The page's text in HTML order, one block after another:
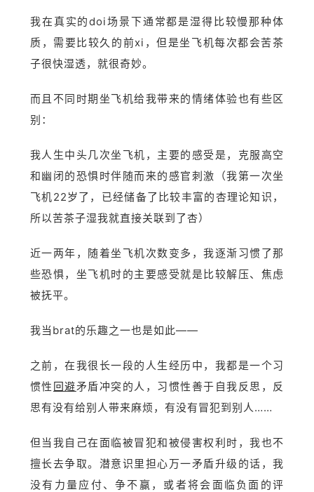
我在真实的doi场景下通常都是湿得比较慢那种体
质，需要比较久的前xi，但是坐飞机每次都会苦茶
子很快湿透，就很奇妙。
而且不同时期坐飞机给我带来的情绪体验也有些区
别：
我人生中头几次坐飞机，主要的感受是，克服高空
和幽闭的恐惧时伴随而来的感官刺激（我第一次坐
飞机22岁了，已经储备了比较丰富的杏理论知识，
所以苦茶子湿我就直接关联到了杏）
近一两年，随着坐飞机次数变多，我逐渐习惯了那
些恐惧，坐飞机时的主要感受就是比较解压、焦虑
被抚平。
我当brat的乐趣之一也是如此——
之前，在我很长一段的人生经历中，我都是一个习
惯性 回避矛盾冲突的人，习惯性善于自我反思，反
思有没有给别人带来麻烦，有没有冒犯到别人……
但当我自己在面临被冒犯和被侵害权利时，我也不
擅长去争取。潜意识里担心万一矛盾升级的话，我
没有力量应付、争不赢，或者将会面临负面的评